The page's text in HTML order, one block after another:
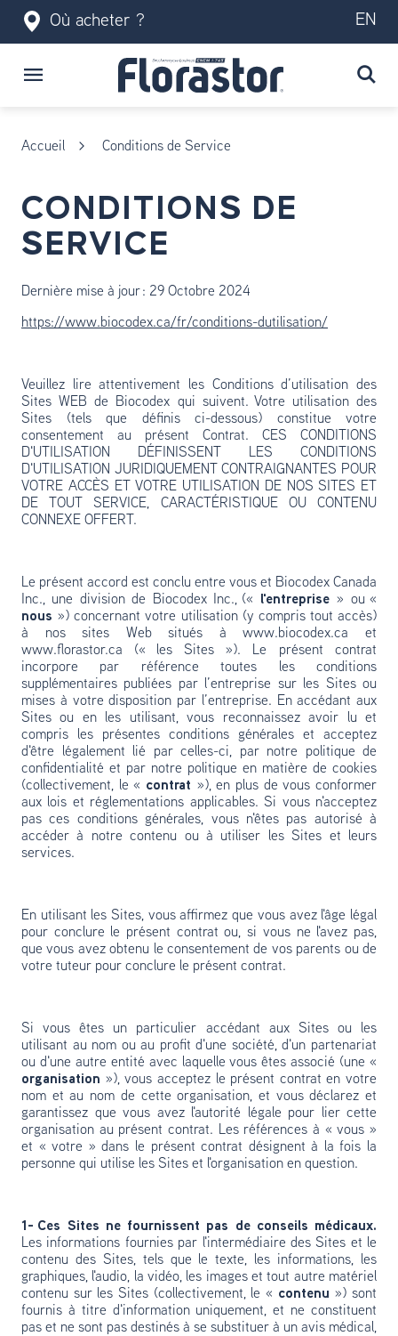
Où acheter ? EN
Accueil Conditions de Service
CONDITIONS DE
SERVICE
Dernière mise à jour : 29 Octobre 2024
https://www.biocodex.ca/fr/conditions-dutilisation/
Veuillez lire attentivement les Conditions d’utilisation des
Sites WEB de Biocodex qui suivent. Votre utilisation des
Sites (tels que définis ci-dessous) constitue votre
consentement au présent Contrat. CES CONDITIONS
D'UTILISATION DÉFINISSENT LES CONDITIONS
D'UTILISATION JURIDIQUEMENT CONTRAIGNANTES POUR
VOTRE ACCÈS ET VOTRE UTILISATION DE NOS SITES ET
DE TOUT SERVICE, CARACTÉRISTIQUE OU CONTENU
CONNEXE OFFERT.
Le présent accord est conclu entre vous et Biocodex Canada
Inc., une division de Biocodex Inc., (« l'entreprise» ou «
nous») concernant votre utilisation (y compris tout accès)
à nos sites Web situés à www.biocodex.ca et
www.florastor.ca (« les Sites »). Le présent contrat
incorpore par référence toutes les conditions
supplémentaires publiées par l’entreprise sur les Sites ou
mises à votre disposition par l’entreprise. En accédant aux
Sites ou en les utilisant, vous reconnaissez avoir lu et
compris les présentes conditions générales et acceptez
d'être légalement lié par celles-ci, par notre politique de
confidentialité et par notre politique en matière de cookies
(collectivement, le « contrat »), en plus de vous conformer
aux lois et réglementations applicables. Si vous n'acceptez
pas ces conditions générales, vous n'êtes pas autorisé à
accéder à notre contenu ou à utiliser les Sites et leurs
services.
En utilisant les Sites, vous affirmez que vous avez l'âge légal
pour conclure le présent contrat ou, si vous ne l'avez pas,
que vous avez obtenu le consentement de vos parents ou de
votre tuteur pour conclure le présent contrat.
Si vous êtes un particulier accédant aux Sites ou les
utilisant au nom ou au profit d'une société, d'un partenariat
ou d'une autre entité avec laquelle vous êtes associé (une «
organisation »), vous acceptez le présent contrat en votre
nom et au nom de cette organisation, et vous déclarez et
garantissez que vous avez l'autorité légale pour lier cette
organisation au présent contrat. Les références à « vous »
et « votre » dans le présent contrat désignent à la fois la
personne qui utilise les Sites et l'organisation en question.
1- Ces Sites ne fournissent pas de conseils médicaux.
Les informations fournies par l'intermédiaire des Sites et le
contenu des Sites, tels que le texte, les informations, les
graphiques, l'audio, la vidéo, les images et tout autre matériel
contenu sur les Sites (collectivement, le « contenu») sont
fournis à titre d'information uniquement, et ne constituent
pas et ne sont pas destinés à se substituer à un avis médical,